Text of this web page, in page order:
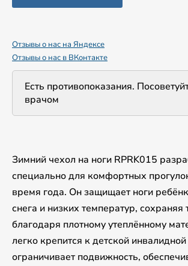
Отзывы о нас на Яндексе
Отзывы о нас в ВКонтакте
Есть противопоказания.
врачом
Зимний чехол на ноги RPRK015
специально для комфортных
время года. Он защищает ноги
снега и низких температур, сохраняя
благодаря плотному утеплённому
легко крепится к детской
ограничивает подвижность,